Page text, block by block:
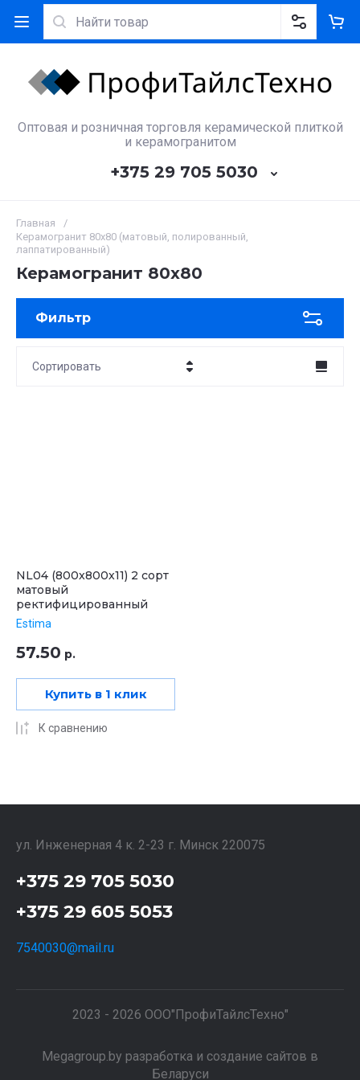
Оптовая и розничная торговля керамической плиткой
и керамогранитом
+375 29 705 5030
Главная
/
Керамогранит 80x80 (матовый, полированный,
лаппатированный)
Керамогранит 80x80
Фильтр
Сортировать
NL04 (800x800x11) 2 сорт
матовый
ректифицированный
Estima
57.50 р.
Купить в 1 клик
К сравнению
ул. Инженерная 4 к. 2-23 г. Минск 220075
+375 29 705 5030
+375 29 605 5053
7540030@mail.ru
2023 - 2026 ООО"ПрофиТайлсТехно"
Megagroup.by разработка и создание сайтов в
Беларуси